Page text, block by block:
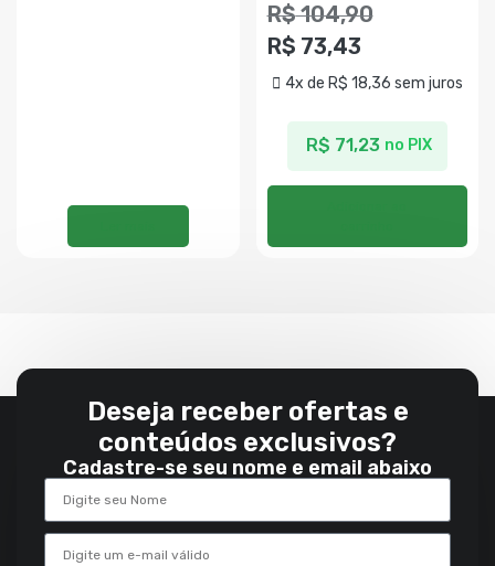
R$104,90
R$ 73,43
4x de R$ 18,36 sem juros
R$ 71,23 no PIX
Deseja receber ofertas e
conteúdos exclusivos?
Cadastre-se seu nome e email abaixo